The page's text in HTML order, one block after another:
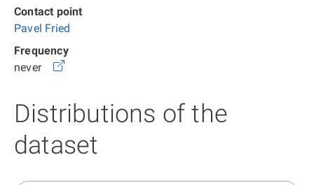
Contact point
Pavel Fried
Frequency
never
Distributions of the
dataset